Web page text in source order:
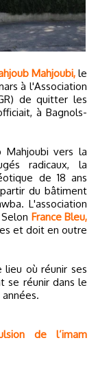
Mahjoubi,le
à l'Association
de quitter les
à Bagnols-
Mahjoubi vers la
radicaux, la
de 18 ans
du bâtiment
L'association
France Bleu,
et doit en outre
lieu où réunir ses
se réunir dans le
de l’imam